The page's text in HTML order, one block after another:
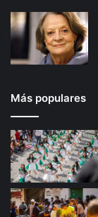
Más populares